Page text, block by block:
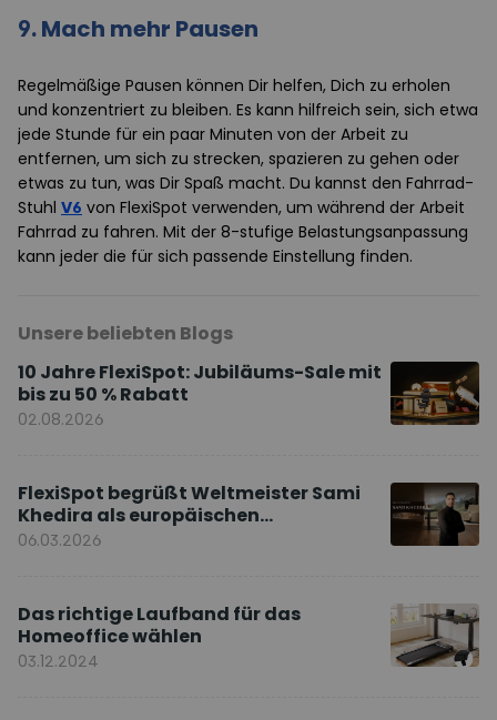
9.Mach mehr Pausen
Regelmäßige Pausen können Dir helfen, Dich zu erholen
und konzentriert zu bleiben. Es kann hilfreich sein, sich etwa
jede Stunde für ein paar Minuten von der Arbeit zu
entfernen, um sich zu strecken, spazieren zu gehen oder
etwas zu tun, was Dir Spaß macht. Du kannst den Fahrrad-
Stuhl V6 von FlexiSpot verwenden, um während der Arbeit
Fahrrad zu fahren. Mit der 8-stufige Belastungsanpassung
kann jeder die für sich passende Einstellung finden.
Unsere beliebten Blogs
10 Jahre FlexiSpot: Jubiläums-Sale mit
bis zu 50 % Rabatt
02.08.2026
FlexiSpot begrüßt Weltmeister Sami
Khedira als europäischen
Markenbotschafter
06.03.2026
Das richtige Laufband für das
Homeoffice wählen
03.12.2024